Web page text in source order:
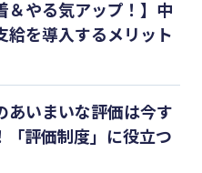
＆やる気アップ！】中
給を導入するメリット
あいまいな評価は今す
「評価制度」に役立つ